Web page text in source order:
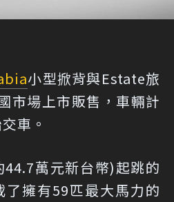
小型掀背與Estate旅
市場上市販售，車輛計
車。
萬元新台幣)起跳的
了擁有59匹最大馬力的